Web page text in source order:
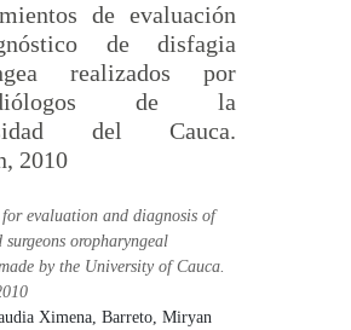
de evaluación
de disfagia
realizados por
de la
del Cauca.
2010
for evaluation and diagnosis of
oropharyngeal
by the University of Cauca.
Ximena,Barreto, Miryan